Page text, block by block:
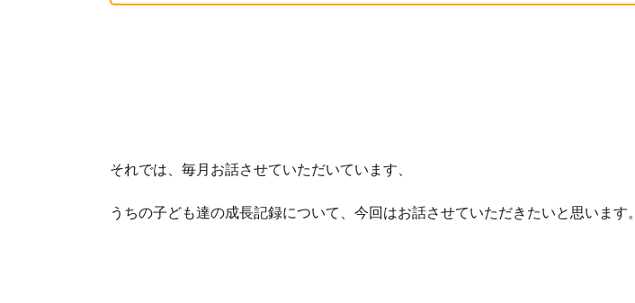
それでは、毎月お話させていただいています、
うちの子ども達の成長記録について、今回はお話させていただきたいと思います。